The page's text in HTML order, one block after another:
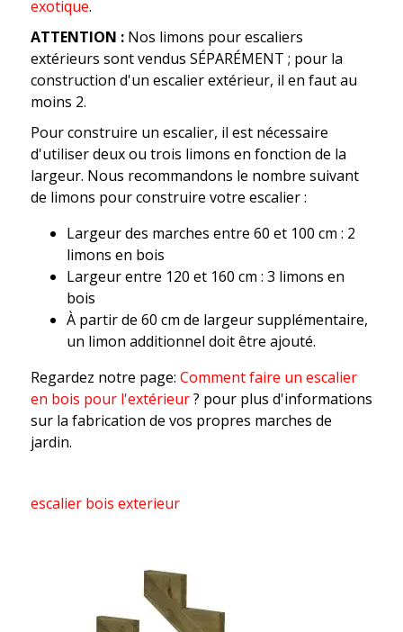
exotique.
ATTENTION : Nos limons pour escaliers
extérieurs sont vendus SÉPARÉMENT ; pour la
construction d'un escalier extérieur, il en faut au
moins 2.
Pour construire un escalier, il est nécessaire
d'utiliser deux ou trois limons en fonction de la
largeur. Nous recommandons le nombre suivant
de limons pour construire votre escalier :
Largeur des marches entre 60 et 100 cm : 2
limons en bois
Largeur entre 120 et 160 cm : 3 limons en
bois
À partir de 60 cm de largeur supplémentaire,
un limon additionnel doit être ajouté.
Regardez notre page: Comment faire un escalier
en bois pour l'extérieur? pour plus d'informations
sur la fabrication de vos propres marches de
jardin.
escalier bois exterieur